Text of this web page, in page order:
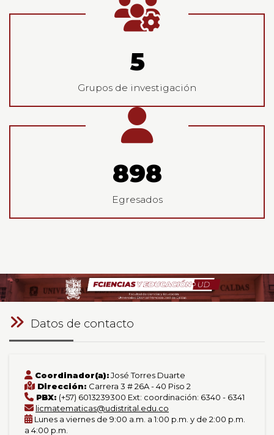
5
Grupos de investigación
961
Egresados
Datos de contacto
Coordinador(a):José Torres Duarte
Dirección: Carrera 3 # 26A - 40 Piso 2
PBX: (+57) 6013239300 Ext: coordinación: 6340 - 6341
licmatematicas@udistrital.edu.co
Lunes a viernes de 9:00 a.m. a 1:00 p.m. y de 2:00 p.m.
a 4:00 p.m.